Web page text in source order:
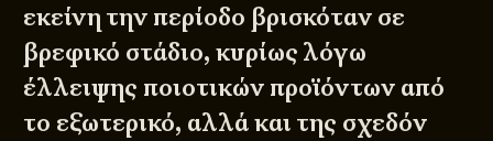
εκείνη την περίοδο βρισκόταν σε
βρεφικό στάδιο, κυρίως λόγω
έλλειψης ποιοτικών προϊόντων από
το εξωτερικό, αλλά και της σχεδόν